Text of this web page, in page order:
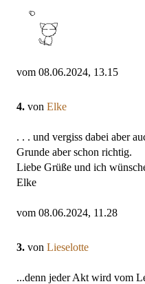
vom 08.06.2024, 13.15
4. von Elke
. . . und vergiss dabei aber
Grunde aber schon richtig.
Liebe Grüße und ich
Elke
vom 08.06.2024, 11.28
3. von Lieselotte
...denn jeder Akt wird vom